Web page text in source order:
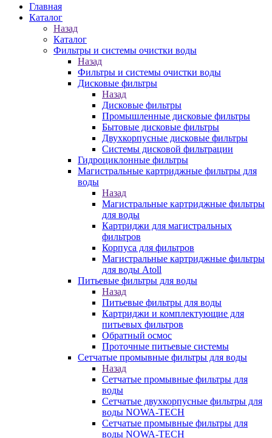
Главная
Каталог
Назад
Каталог
Фильтры и системы очистки воды
Назад
Фильтры и системы очистки воды
Дисковые фильтры
Назад
Дисковые фильтры
Промышленные дисковые фильтры
Бытовые дисковые фильтры
Двухкорпусные дисковые фильтры
Системы дисковой фильтрации
Гидроциклонные фильтры
Магистральные картриджные фильтры для
воды
Назад
Магистральные картриджные фильтры
для воды
Картриджи для магистральных
фильтров
Корпуса для фильтров
Магистральные картриджные фильтры
для воды Atoll
Питьевые фильтры для воды
Назад
Питьевые фильтры для воды
Картриджи и комплектующие для
питьевых фильтров
Обратный осмос
Проточные питьевые системы
Сетчатые промывные фильтры для воды
Назад
Сетчатые промывные фильтры для
воды
Сетчатые двухкорпусные фильтры для
воды NOWA-TECH
Сетчатые промывные фильтры для
воды NOWA-TECH